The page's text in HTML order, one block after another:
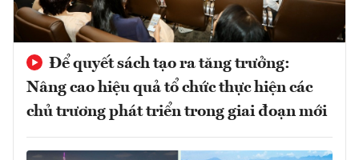
Để quyết sách tạo ra tăng trưởng:
Nâng cao hiệu quả tổ chức thực hiện các
chủ trương phát triển trong giai đoạn mới